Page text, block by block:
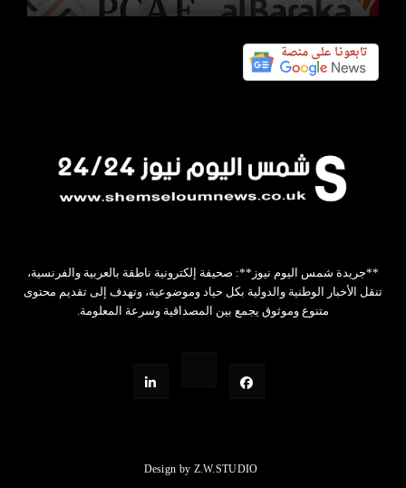
**جريدة شمس اليوم نيوز**: صحيفة إلكترونية ناطقة بالعربية والفرنسية،
تنقل الأخبار الوطنية والدولية بكل حياد وموضوعية، وتهدف إلى تقديم محتوى
متنوع وموثوق يجمع بين المصداقية وسرعة المعلومة.
Design by Z.W.STUDIO